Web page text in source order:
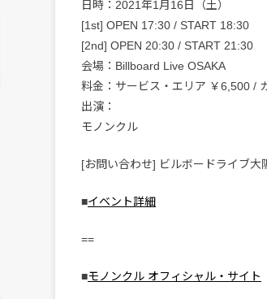
日時：2021年1月16日（土）
[1st] OPEN 17:30 / START 18:30
[2nd] OPEN 20:30 / START 21:30
会場：Billboard Live OSAKA
料金：サービス・エリア ￥6,500 /
出演：
モノンクル
[お問い合わせ] ビルボードライブ大
■イベント詳細
==
■モノンクル オフィシャル・サイト